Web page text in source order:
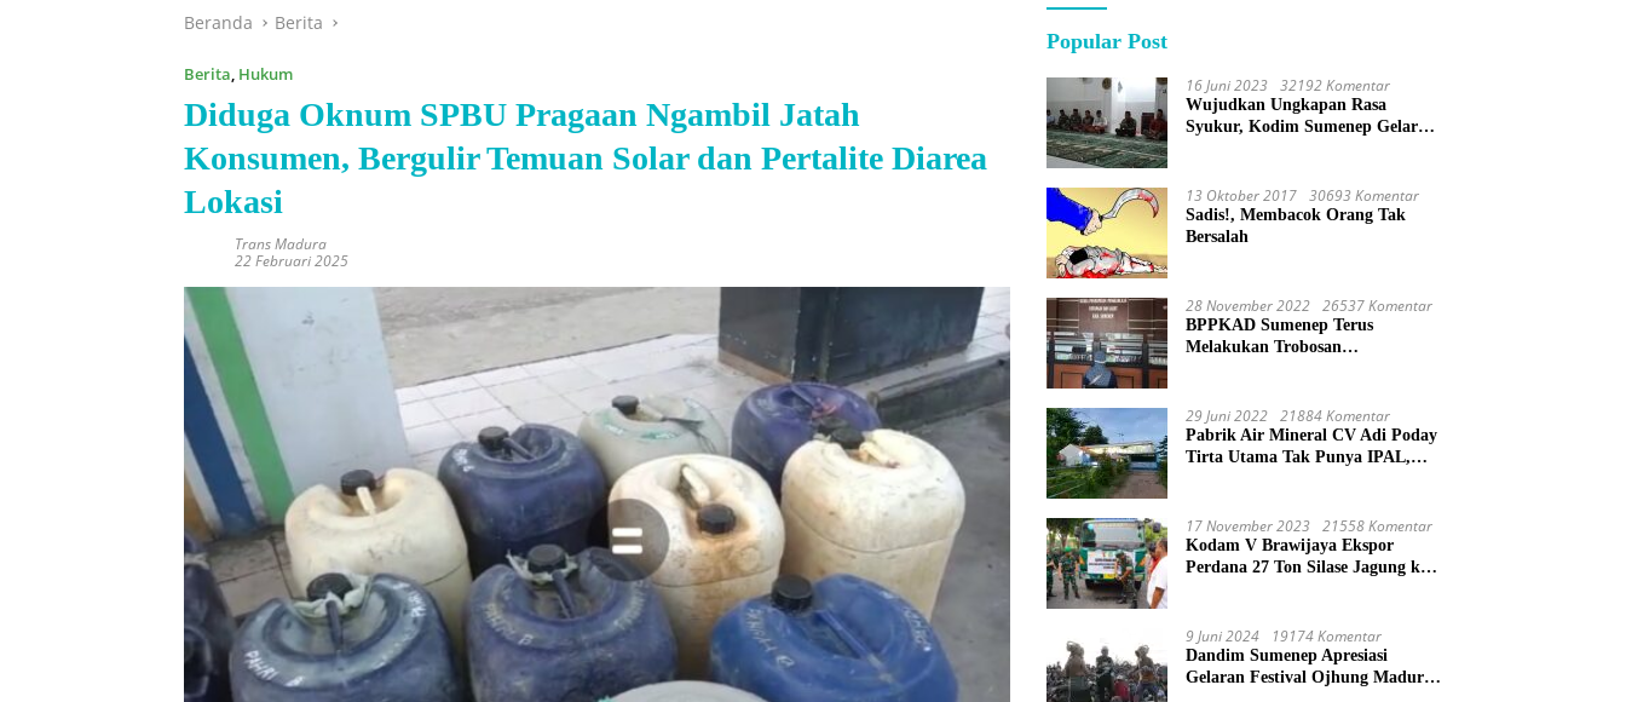
Beranda Berita
Berita Hukum
Diduga Oknum SPBU Pragaan Ngambil Jatah
Konsumen, Bergulir Temuan Solar dan Pertalite Diarea
Lokasi
Trans Madura
22 Februari 2025
Popular Post
16 Juni 2023 32192 Komentar
Wujudkan Ungkapan Rasa
Syukur, Kodim Sumenep Gelar
13 Oktober 2017 30693 Komentar
Sadis!, Membacok Orang Tak
Bersalah
28 November 2022 26537 Komentar
BPPKAD Sumenep Terus
Melakukan Trobosan
29 Juni 2022 21884 Komentar
Pabrik Air Mineral CV Adi Poday
Tirta Utama Tak Punya IPAL,
17 November 2023 21558 Komentar
Kodam V Brawijaya Ekspor
Perdana 27 Ton Silase Jagung ke
9 Juni 2024 19174 Komentar
Dandim Sumenep Apresiasi
Gelaran Festival Ojhung Madura